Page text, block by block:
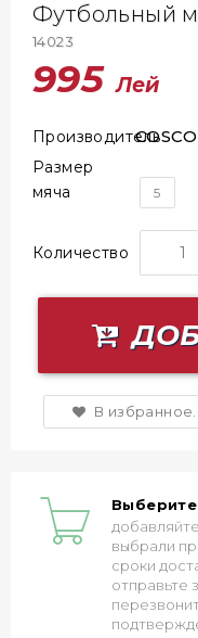
Футбольный
14023
995Лей
ПроизводительCOSCO
Размер
мяча
5
Количество
В избранное.
выбрали
сроки
отправьте